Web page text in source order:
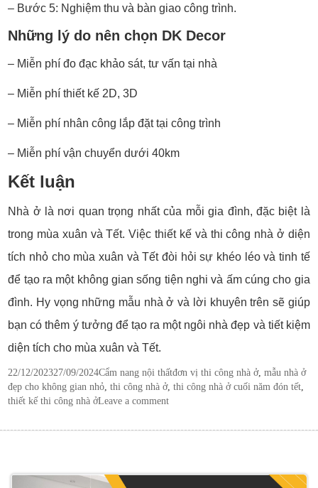
– Bước 5: Nghiệm thu và bàn giao công trình.
Những lý do nên chọn DK Decor
– Miễn phí đo đạc khảo sát, tư vấn tại nhà
– Miễn phí thiết kế 2D, 3D
– Miễn phí nhân công lắp đặt tại công trình
– Miễn phí vận chuyển dưới 40km
Kết luận
Nhà ở là nơi quan trọng nhất của mỗi gia đình, đặc biệt là
trong mùa xuân và Tết. Việc thiết kế và thi công nhà ở diện
tích nhỏ cho mùa xuân và Tết đòi hỏi sự khéo léo và tinh tế
để tạo ra một không gian sống tiện nghi và ấm cúng cho gia
đình. Hy vọng những mẫu nhà ở và lời khuyên trên sẽ giúp
bạn có thêm ý tưởng để tạo ra một ngôi nhà đẹp và tiết kiệm
diện tích cho mùa xuân và Tết.
Posted
on
22/12/202327/09/2024Categories
Cẩm nang nội thấtTags
đơn vị thi công nhà ở,mẫu nhà ở
đẹp cho không gian nhỏ ,thi công nhà ở,thi công nhà ở cuối năm đón tết
thiết kế thi công nhà ởLeave a comment